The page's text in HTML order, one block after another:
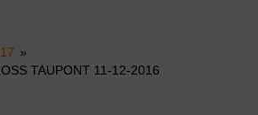
»
TAUPONT 11-12-2016